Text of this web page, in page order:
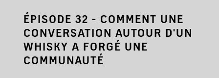
ÉPISODE 32 - COMMENT UNE
CONVERSATION AUTOUR D'UN
WHISKY A FORGÉ UNE
COMMUNAUTÉ